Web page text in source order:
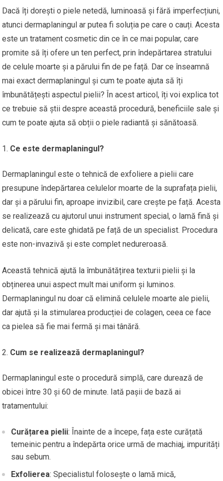
Dacă îți dorești o piele netedă, luminoasă și fără imperfecțiuni,
atunci dermaplaningul ar putea fi soluția pe care o cauți. Acesta
este un tratament cosmetic din ce în ce mai popular, care
promite să îți ofere un ten perfect, prin îndepărtarea stratului
de celule moarte și a părului fin de pe față. Dar ce înseamnă
mai exact dermaplaningul și cum te poate ajuta să îți
îmbunătățești aspectul pielii? În acest articol, îți voi explica tot
ce trebuie să știi despre această procedură, beneficiile sale și
cum te poate ajuta să obții o piele radiantă și sănătoasă.
Ce este dermaplaningul?
Dermaplaningul este o tehnică de exfoliere a pielii care
presupune îndepărtarea celulelor moarte de la suprafața pielii,
dar și a părului fin, aproape invizibil, care crește pe față. Acesta
se realizează cu ajutorul unui instrument special, o lamă fină și
delicată, care este ghidată pe față de un specialist. Procedura
este non-invazivă și este complet nedureroasă.
Această tehnică ajută la îmbunătățirea texturii pielii și la
obținerea unui aspect mult mai uniform și luminos.
Dermaplaningul nu doar că elimină celulele moarte ale pielii,
dar ajută și la stimularea producției de colagen, ceea ce face
ca pielea să fie mai fermă și mai tânără.
Cum se realizează dermaplaningul?
Dermaplaningul este o procedură simplă, care durează de
obicei între 30 și 60 de minute. Iată pașii de bază ai
tratamentului:
Curățarea pielii: Înainte de a începe, fața este curățată
temeinic pentru a îndepărta orice urmă de machiaj, impurități
sau sebum.
Exfolierea: Specialistul folosește o lamă mică,